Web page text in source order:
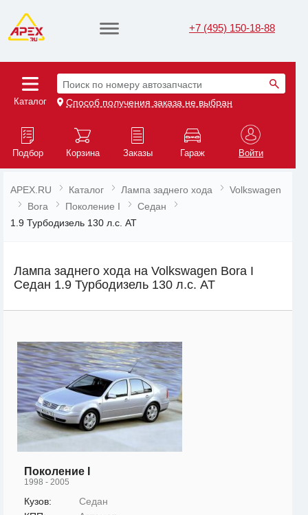
+7 (495) 150-18-88
Каталог
Поиск по номеру автозапчасти
Способ получения заказа не выбран
Подбор Корзина Заказы Гараж Войти
APEX.RU Каталог Лампа заднего хода
Volkswagen
Bora
Поколение I
Седан
1.9 Турбодизель 130 л.с. AT
Лампа заднего хода на Volkswagen Bora I
Седан 1.9 Турбодизель 130 л.с. AT
Поколение I
1998 - 2005
Кузов:
Седан